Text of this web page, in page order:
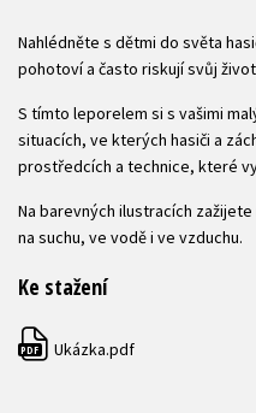
Nahlédněte s dětmi do světa
pohotoví a často riskují svůj
S tímto leporelem si s vašimi
situacích, ve kterých hasiči a
prostředcích a technice, které
Na barevných ilustracích
na suchu, ve vodě i ve vzduchu.
Ke stažení
PDF Ukázka.pdf